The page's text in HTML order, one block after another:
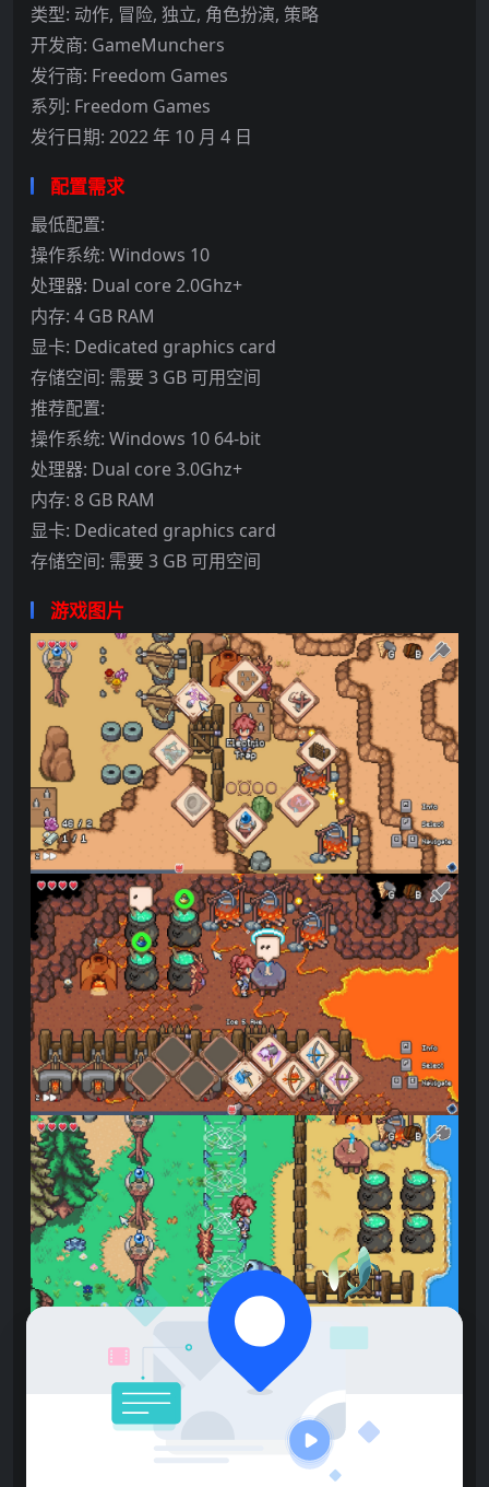
类型: 动作, 冒险, 独立, 角色扮演, 策略
开发商: GameMunchers
发行商: Freedom Games
系列: Freedom Games
发行日期: 2022 年 10 月 4 日
配置需求
最低配置:
操作系统: Windows 10
处理器: Dual core 2.0Ghz+
内存: 4 GB RAM
显卡: Dedicated graphics card
存储空间: 需要 3 GB 可用空间
推荐配置:
操作系统: Windows 10 64-bit
处理器: Dual core 3.0Ghz+
内存: 8 GB RAM
显卡: Dedicated graphics card
存储空间: 需要 3 GB 可用空间
游戏图片